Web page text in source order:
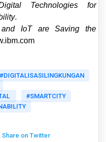
Technologies for
.
IoT are Saving the
#DIGITALISASILINGKUNGAN
#SMARTCITY
Share on Twitter